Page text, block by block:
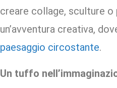
creare collage, sculture o
un’avventura creativa,
paesaggio circostante.
Un tuffo